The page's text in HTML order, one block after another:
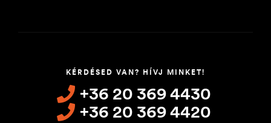
KÉRDÉSED VAN? HÍVJ MINKET!
+36 20 369 4430
+36 20 369 4420